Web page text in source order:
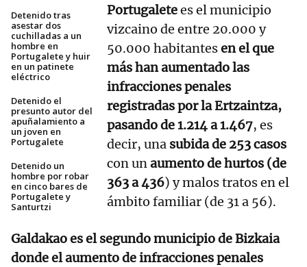
Detenido tras
asestar dos
cuchilladas a un
hombre en
Portugalete y huir
en un patinete
eléctrico
Detenido el
presunto autor del
apuñalamiento a
un joven en
Portugalete
Detenido un
hombre por robar
en cinco bares de
Portugalete y
Santurtzi
Portugaletees el municipio
vizcaino de entre 20.000 y
50.000 habitantesen el que
más han aumentado las
infracciones penales
registradas por la Ertzaintza,
pasando de 1.214 a 1.467, es
decir, una subida de 253 casos
con unaumento de hurtos (de
363 a 436) y malos tratos en el
ámbito familiar (de 31 a 56).
Galdakao es el segundo municipio de Bizkaia
donde el aumento de infracciones penales